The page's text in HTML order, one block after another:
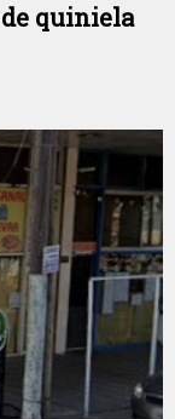
quiniela